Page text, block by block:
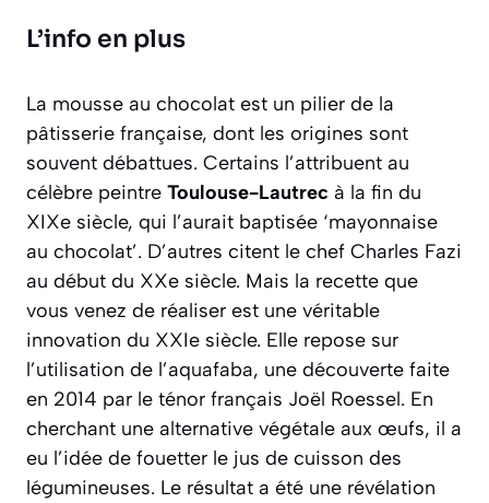
L’info en plus
La mousse au chocolat est un pilier de la
pâtisserie française, dont les origines sont
souvent débattues. Certains l’attribuent au
célèbre peintre Toulouse-Lautrec à la fin du
XIXe siècle, qui l’aurait baptisée ‘mayonnaise
au chocolat’. D’autres citent le chef Charles Fazi
au début du XXe siècle. Mais la recette que
vous venez de réaliser est une véritable
innovation du XXIe siècle. Elle repose sur
l’utilisation de l’aquafaba, une découverte faite
en 2014 par le ténor français Joël Roessel. En
cherchant une alternative végétale aux œufs, il a
eu l’idée de fouetter le jus de cuisson des
légumineuses. Le résultat a été une révélation